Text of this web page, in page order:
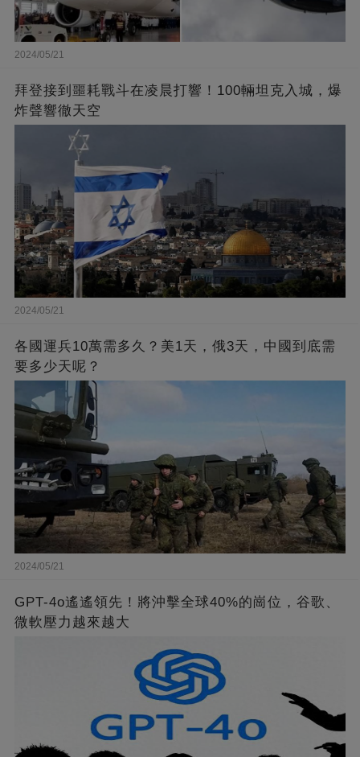
2024/05/21
拜登接到噩耗戰斗在凌晨打響！100輛坦克入城，爆
炸聲響徹天空
2024/05/21
各國運兵10萬需多久？美1天，俄3天，中國到底需
要多少天呢？
2024/05/21
GPT-4o遙遙領先！將沖擊全球40%的崗位，谷歌、
微軟壓力越來越大